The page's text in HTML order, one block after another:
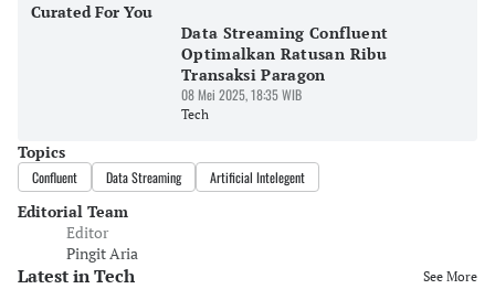
Curated For You
Data Streaming Confluent
Optimalkan Ratusan Ribu
Transaksi Paragon
08 Mei 2025, 18:35 WIB
Tech
Topics
Confluent Data Streaming Artificial Intelegent
Editorial Team
Editor
Pingit Aria
Latest in Tech See More